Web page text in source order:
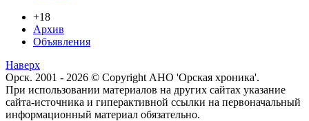
+18
Архив
Объявления
Наверх
Орск. 2001 - 2026 © Copyright АНО 'Орская хроника'.
При использовании материалов на других сайтах указание
сайта-источника и гиперактивной ссылки на первоначальный
информационный материал обязательно.